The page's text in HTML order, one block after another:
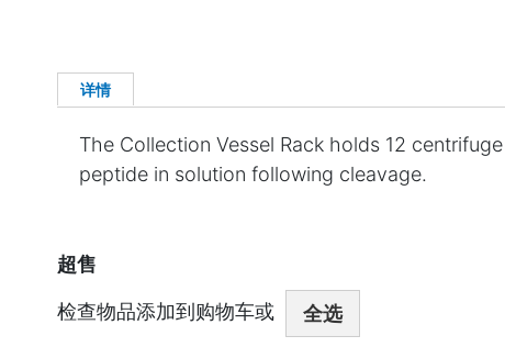
详情
The Collection Vessel Rack holds 12
peptide in solution following cleavage.
超售
检查物品添加到购物车或 全选